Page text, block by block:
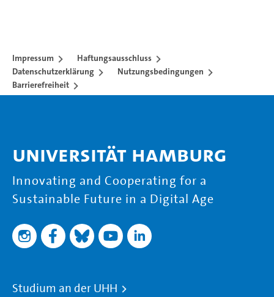
Impressum
Haftungsausschluss
Datenschutzerklärung
Nutzungsbedingungen
Barrierefreiheit
Universität Hamburg
Innovating and Cooperating for a
Sustainable Future in a Digital Age
Studium an der UHH